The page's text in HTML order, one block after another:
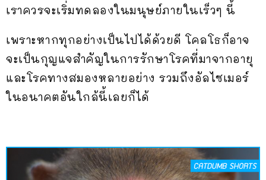
เราควรจะเริ่มทดลองในมนุษย์ภายในเร็วๆ นี้
เพราะหากทุกอย่างเป็นไปได้ด้วยดี โคลโธก็อาจ
จะเป็นกุญแจสำคัญในการรักษาโรคที่มาจากอายุ
และโรคทางสมองหลายอย่าง รวมถึงอัลไซเมอร์
ในอนาคตอันใกล้นี้เลยก็ได้